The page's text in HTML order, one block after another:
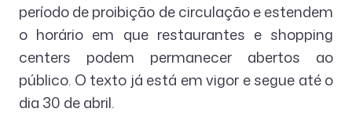
período de proibição de circulação e estendem
o horário em que restaurantes e shopping
centers podem permanecer abertos ao
público. O texto já está em vigor e segue até o
dia 30 de abril.